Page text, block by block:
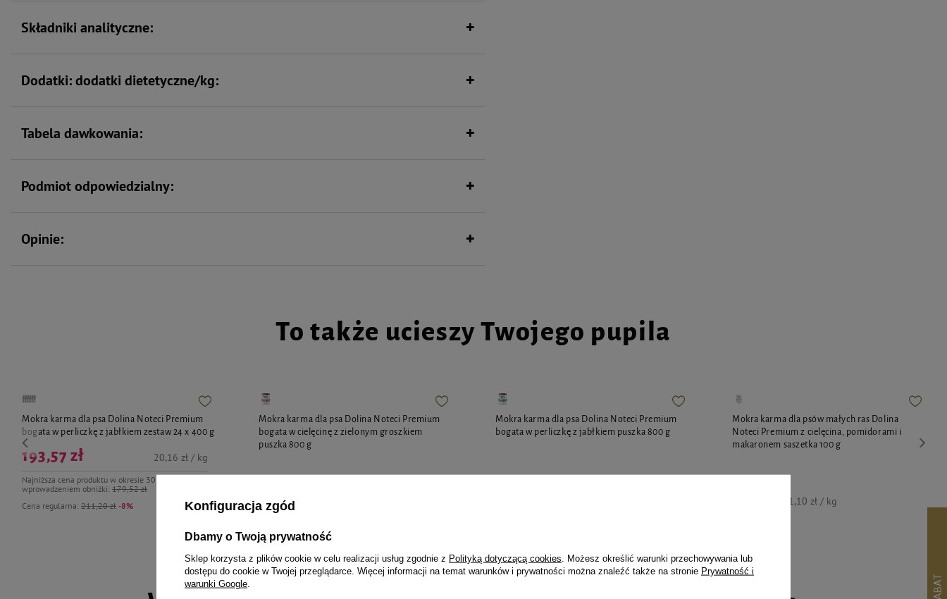
Składniki analityczne:
Dodatki: dodatki dietetyczne/kg:
Tabela dawkowania:
Podmiot odpowiedzialny:
Opinie:
To także ucieszy Twojego pupila
Mokra karma dla psa Dolina Noteci Premium
bogata w perliczkę z jabłkiem zestaw 24 x 400 g
Cena regularna: 211,20 zł -8%
193,57 zł
Najniższa cena produktu w okresie 30 dni przed
wprowadzeniem obniżki: 179,52 zł
20,16 zł / kg
Mokra karma dla psa Dolina Noteci Premium
bogata w cielęcinę z zielonym groszkiem
puszka 800 g
12,35 zł
Mokra karma dla psa Dolina Noteci Premium
bogata w perliczkę z jabłkiem puszka 800 g
Mokra karma dla psów małych ras Dolina
Noteci Premium z cielęcina, pomidorami i
makaronem saszetka 100 g
41,10 zł / kg
Konfiguracja zgód
Dbamy o Twoją prywatność
Sklep korzysta z plików cookie w celu realizacji usług zgodnie z Polityką dotyczącą cookies . Możesz określić warunki przechowywania lub
dostępu do cookie w Twojej przeglądarce. Więcej informacji na temat warunków i prywatności można znaleźć także na stronie Prywatność i
warunki Google